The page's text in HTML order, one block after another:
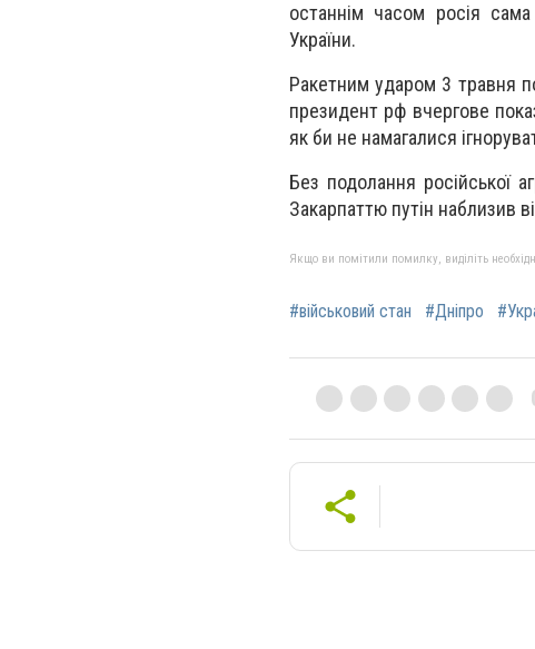
останнім часом росія
України.
Ракетним ударом 3 травня
президент рф вчергове
як би не намагалися
Без подолання російської
Закарпаттю путін наблизив
Якщо ви помітили помилку, виділіть
#військовий стан #Дніпро